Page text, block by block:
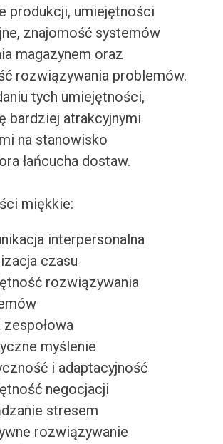
produkcji, umiejętności
znajomość systemów
magazynem oraz
rozwiązywania problemów.
tych umiejętności,
bardziej atrakcyjnymi
na stanowisko
łańcucha dostaw.
miękkie:
interpersonalna
czasu
rozwiązywania
zespołowa
myślenie
i adaptacyjność
negocjacji
stresem
rozwiązywanie